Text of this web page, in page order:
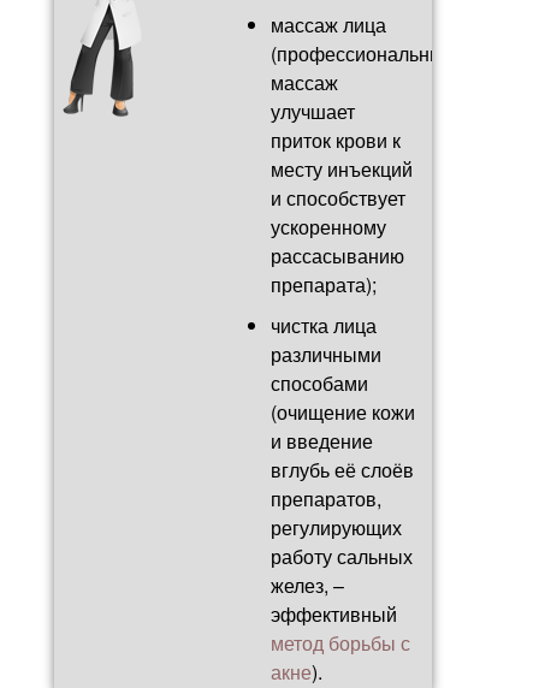
массаж лица
(профессиональный
массаж
улучшает
приток крови к
месту инъекций
и способствует
ускоренному
рассасыванию
препарата);
чистка лица
различными
способами
(очищение кожи
и введение
вглубь её слоёв
препаратов,
регулирующих
работу сальных
желез, –
эффективный
метод борьбы с
акне).